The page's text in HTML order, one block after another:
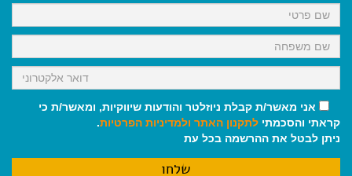
k
p
m
אני מאשר/ת קבלת ניוזלטר והודעות שיווקיות, ומאשר/ת כי
קראתי והסכמתי לתקנון האתר ולמדיניות הפרטיות.
ניתן לבטל את ההרשמה בכל עת